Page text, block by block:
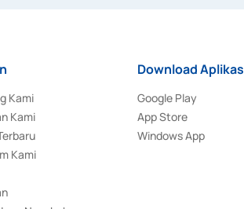
Kami
Kami
Kami
Download
Google Play
App Store
Windows App